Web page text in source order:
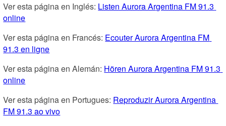
Ver esta página en Inglés: Listen Aurora Argentina FM 91.3
online
Ver esta página en Francés: Ecouter Aurora Argentina FM
91.3 en ligne
Ver esta página en Alemán: Hören Aurora Argentina FM 91.3
online
Ver esta página en Portugues: Reproduzir Aurora Argentina
FM 91.3 ao vivo